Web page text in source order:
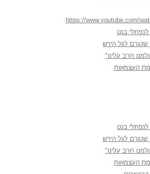
https://www.youtube.com/
לנפתלי בנט
שנגרם לגל הירש
העצמאות
לנפתלי בנט
שנגרם לגל הירש
העצמאות